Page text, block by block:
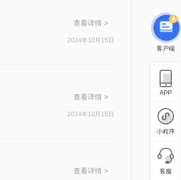
查看详情 >
2024年10月15日
查看详情 >
2024年10月15日
查看详情 >
客户端
APP
小程序
客服